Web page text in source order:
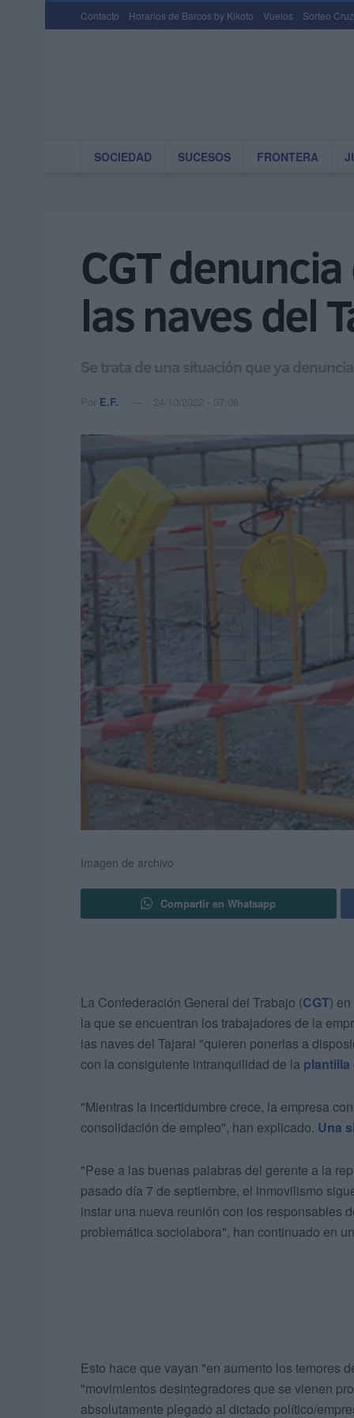
Contacto Horarios de Barcos by Kikoto Vuelos Sorteo
SOCIEDAD SUCESOS FRONTERA
CGT
las naves del
Se trata de una situación que ya
Por E.F. 24/10/2022 - 07:08
Imagen de archivo
Compartir en Whatsapp
La Confederación General del Trabajo (CGT)
la que se encuentran los trabajadores de la
las naves del Tajaral "quieren ponerlas a
con la consiguiente intranquilidad de la plantilla
"Mientras la incertidumbre crece, la empresa
consolidación de empleo", han explicado. Una
"Pese a las buenas palabras del gerente a la
pasado día 7 de septiembre, el inmovilismo
instar una nueva reunión con los responsables
problemática sociolabora", han continuado en
Esto hace que vayan "en aumento los temores
"movimientos desintegradores que se vienen
absolutamente plegado al dictado político/